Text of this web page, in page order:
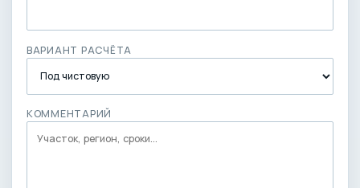
ВАРИАНТ РАСЧЁТА
КОММЕНТАРИЙ